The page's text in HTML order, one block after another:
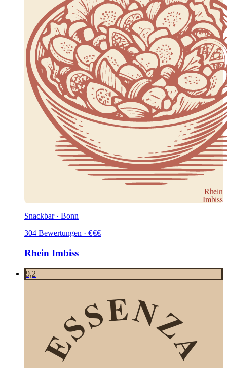
Rhein
Imbiss
Snackbar · Bonn
304 Bewertungen · €€€
Rhein Imbiss
9,2
ESSENZA